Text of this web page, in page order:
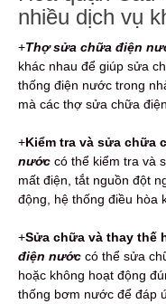
nhiều dịch vụ
+Thợ sửa chữa điện
khác nhau để giúp sửa
thống điện nước trong
mà các thợ sửa chữa
+Kiểm tra và sửa chữa
nước có thể kiểm tra và
mất điện, tắt nguồn đột
động, hệ thống điều hòa
+Sửa chữa và thay thế
điện nước có thể sửa
hoặc không hoạt động
thống bơm nước để đáp